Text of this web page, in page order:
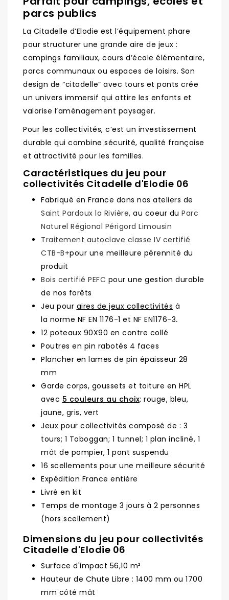
parcs publics
La Citadelle d’Elodie est l’équipement phare
pour structurer une grande aire de jeux :
campings familiaux, cours d’école élémentaire,
parcs communaux ou espaces de loisirs. Son
design de “citadelle” avec tours et ponts crée
un univers immersif qui attire les enfants et
valorise l’aménagement paysager.
Pour les collectivités, c’est un investissement
durable qui combine sécurité, qualité française
et attractivité pour les familles.
Caractéristiques du jeu pour
collectivités Citadelle d'Elodie 06
Fabriqué en France dans nos ateliers de
Saint Pardoux la Rivière, au coeur du Parc
Naturel Régional Périgord Limousin
Traitement autoclave classe IV certifié
CTB-B+pour une meilleure pérennité du
produit
Bois certifié PEFC pour une gestion durable
de nos forêts
Jeu pour aires de jeux collectivités à
la norme NF EN 1176-1 et NF EN1176-3.
12 poteaux 90X90 en contre collé
Poutres en pin rabotés 4 faces
Plancher en lames de pin épaisseur 28
mm
Garde corps, goussets et toiture en HPL
avec 5 couleurs au choix: rouge, bleu,
jaune, gris, vert
Jeux pour collectivités composé de : 3
tours; 1 Toboggan; 1 tunnel; 1 plan incliné, 1
mât de pompier, 1 pont suspendu
16 scellements pour une meilleure sécurité
Expédition France entière
Livré en kit
Temps de montage 3 jours à 2 personnes
(hors scellement)
Dimensions du jeu pour collectivités
Citadelle d'Elodie 06
Surface d'impact 56,10 m²
Hauteur de Chute Libre : 1400 mm ou 1700
mm côté mât